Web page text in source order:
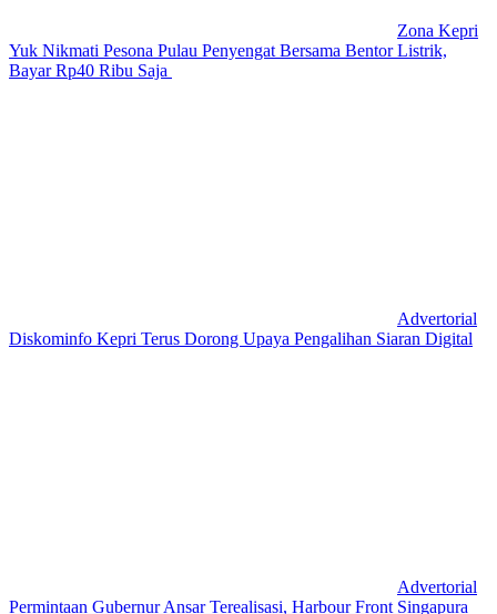
Zona Kepri
Yuk Nikmati Pesona Pulau Penyengat Bersama Bentor Listrik,
Bayar Rp40 Ribu Saja
Advertorial
Diskominfo Kepri Terus Dorong Upaya Pengalihan Siaran Digital
Advertorial
Permintaan Gubernur Ansar Terealisasi, Harbour Front Singapura